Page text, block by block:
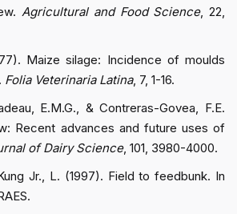
Agricultural and Food Science, 22,
Maize silage: Incidence of moulds
Folia Veterinaria Latina, 7, 1-16.
E.M.G., & Contreras-Govea, F.E.
Recent advances and future uses of
of Dairy Science, 101, 3980-4000.
Jr., L. (1997). Field to feedbunk. In